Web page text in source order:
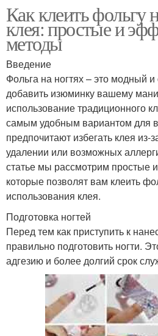
Как клеить фольгу
клея: простые и
методы
Введение
Фольга на ногтях – это модный
добавить изюминку вашему
использование традиционного
самым удобным вариантом для
предпочитают избегать клея из-
удалении или возможных
статье мы рассмотрим простые
которые позволят вам клеить
использования клея.
Подготовка ногтей
Перед тем как приступить к
правильно подготовить ногти.
адгезию и более долгий срок